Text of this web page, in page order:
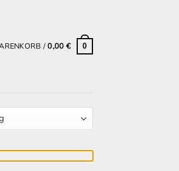
/0,00 € 0